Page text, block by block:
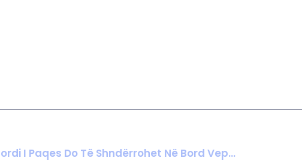
Spiropali Viziton Shtëpinë E Bardhë, Pritet Nga Asistenti Special I Presidentit Trump: Bordi I Paqes Do Të Shndërrohet Në Bord Veprimi